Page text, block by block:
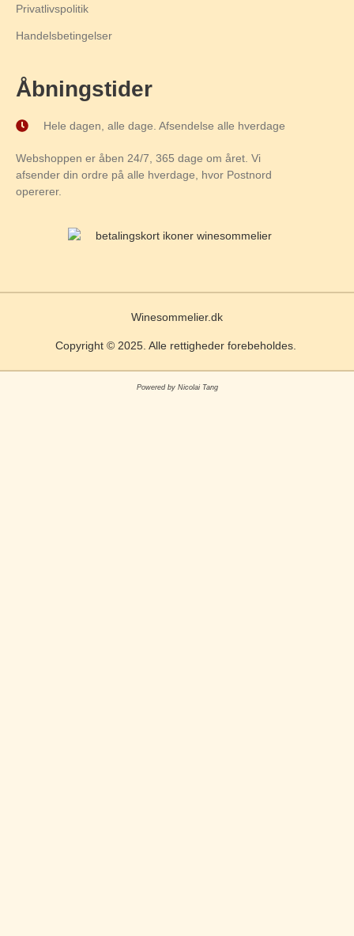
Privatlivspolitik
Handelsbetingelser
Åbningstider
Hele dagen, alle dage. Afsendelse alle hverdage
Webshoppen er åben 24/7, 365 dage om året. Vi
afsender din ordre på alle hverdage, hvor Postnord
opererer.
Winesommelier.dk
Copyright © 2025. Alle rettigheder forebeholdes.
Powered by Nicolai Tang